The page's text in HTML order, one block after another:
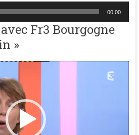
00:00
Fr3 Bourgogne
»